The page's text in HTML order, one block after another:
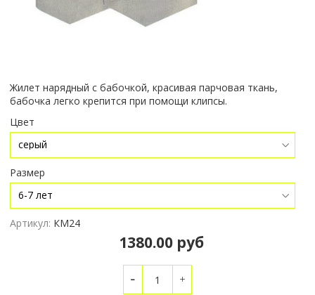
Жилет нарядный с бабочкой, красивая парчовая ткань,
бабочка легко крепится при помощи клипсы.
Цвет
Размер
Артикул: КМ24
1380.00 руб